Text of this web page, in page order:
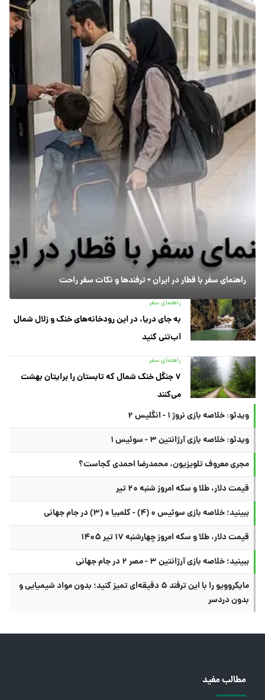
راهنمای سفر با قطار در ایران + ترفندها و نکات سفر راحت
راهنمای سفر
به جای دریا، در این رودخانه‌های خنک و زلال شمال
آب‌تنی کنید
راهنمای سفر
۷ جنگل خنک شمال که تابستان را برایتان بهشت
می‌کنند
ویدئو: خلاصه بازی نروژ ۱ - انگلیس ۲
ویدئو: خلاصه بازی آرژانتین ۳ - سوئیس ۱
مجری معروف تلویزیون، محمدرضا احمدی کجاست؟
قیمت دلار، طلا و سکه امروز شنبه ۲۰ تیر
ببینید؛ خلاصه بازی سوئیس ۰ (۴) - کلمبیا ۰ (۳) در جام جهانی
قیمت دلار، طلا و سکه امروز چهارشنبه ۱۷ تیر ۱۴۰۵
ببینید؛ خلاصه بازی آرژانتین ۳ - مصر ۲ در جام جهانی
مایکروویو را با این ترفند ۵ دقیقه‌ای تمیز کنید؛ بدون مواد شیمیایی و
بدون دردسر
مطالب مفید